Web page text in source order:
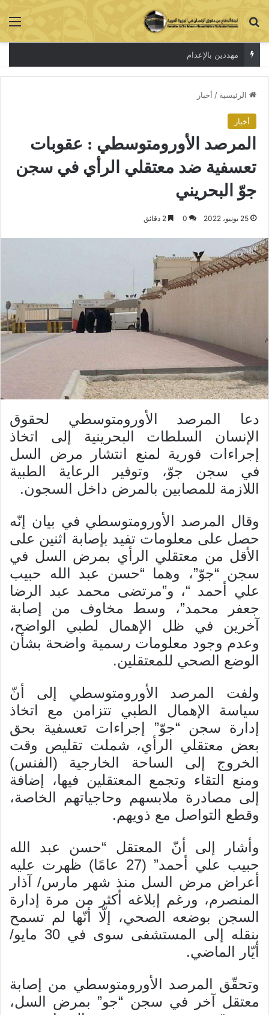
بحث عن
الاعتقال جريمة لا تخفي الحقيقة
الرئيسية / أخبار
أخبار
المرصد الأورومتوسطي : عقوبات
تعسفية ضد معتقلي الرأي في سجن
جوّ البحريني
25 يونيو، 2022 0
دعا المرصد الأورومتوسطي لحقوق
الإنسان السلطات البحرينية إلى اتخاذ
إجراءات فورية لمنع انتشار مرض السل
في سجن جوّ، وتوفير الرعاية الطبية
اللازمة للمصابين بالمرض داخل السجون.
وقال المرصد الأورومتوسطي في بيان إنّه
حصل على معلومات تفيد بإصابة اثنين على
الأقل من معتقلي الرأي بمرض السل في
سجن “جوّ”، وهما “حسن عبد الله حبيب
علي أحمد “، و”مرتضى محمد عبد الرضا
جعفر محمد”، وسط مخاوف من إصابة
آخرين في ظل الإهمال لطبي الواضح،
وعدم وجود معلومات رسمية واضحة بشأن
الوضع الصحي للمعتقلين.
ولفت المرصد الأورومتوسطي إلى أنّ
سياسة الإهمال الطبي تتزامن مع اتخاذ
إدارة سجن “جوّ” إجراءات تعسفية بحق
بعض معتقلي الرأي، شملت تقليص وقت
الخروج إلى الساحة الخارجية (الفنس)
ومنع التقاء وتجمع المعتقلين فيها، إضافة
إلى مصادرة ملابسهم وحاجياتهم الخاصة،
وقطع التواصل مع ذويهم.
وأشار إلى أنّ المعتقل “حسن عبد الله
حبيب علي أحمد” (27 عامًا) ظهرت عليه
أعراض مرض السل منذ شهر مارس/ آذار
المنصرم، ورغم إبلاغه أكثر من مرة إدارة
السجن بوضعه الصحي، إلّا أنّها لم تسمح
بنقله إلى المستشفى سوى في 30 مايو/
أيّار الماضي.
وتحقّق المرصد الأورومتوسطي من إصابة
معتقل آخر في سجن “جو” بمرض السل،